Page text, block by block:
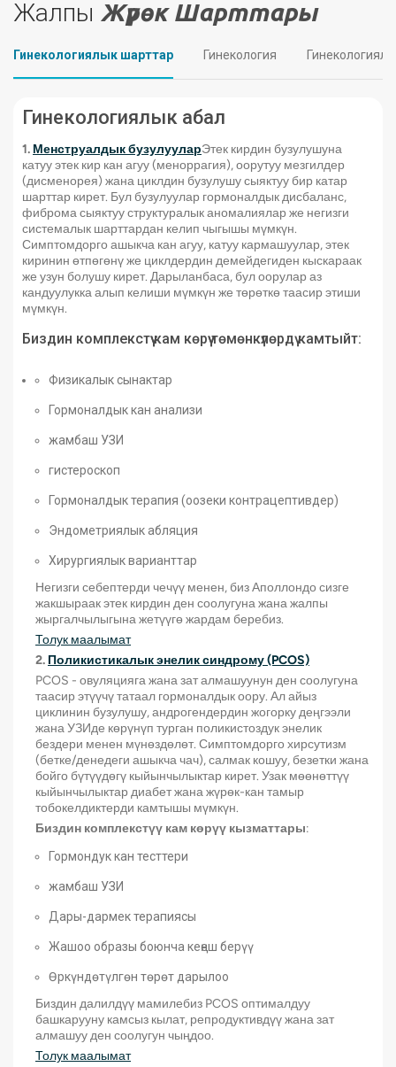
Жалпы Жүрөк Шарттары
Гинекологиялык шарттар Гинекология
Гинекологиялык абал
1. Менструалдык бузулууларЭтек кирдин бузулушуна
катуу этек кир кан агуу (меноррагия), оорутуу мезгилдер
(дисменорея) жана циклдин бузулушу сыяктуу бир катар
шарттар кирет. Бул бузулуулар гормоналдык дисбаланс,
фиброма сыяктуу структуралык аномалиялар же негизги
системалык шарттардан келип чыгышы мүмкүн.
Симптомдорго ашыкча кан агуу, катуу кармашуулар, этек
киринин өтпөгөнү же циклдердин демейдегиден кыскараак
же узун болушу кирет. Дарыланбаса, бул оорулар аз
кандуулукка алып келиши мүмкүн же төрөткө таасир этиши
мүмкүн.
Биздин комплекстүү кам көрүү төмөнкүлөрдү камтыйт:
Физикалык сынактар
Гормоналдык кан анализи
жамбаш УЗИ
гистероскоп
Гормоналдык терапия (оозеки контрацептивдер)
Эндометриялык абляция
Хирургиялык варианттар
Негизги себептерди чечүү менен, биз Аполлондо сизге
жакшыраак этек кирдин ден соолугуна жана жалпы
жыргалчылыгына жетүүгө жардам беребиз.
Толук маалымат
2. Поликистикалык энелик синдрому (PCOS)
PCOS - овуляцияга жана зат алмашуунун ден соолугуна
таасир этүүчү татаал гормоналдык оору. Ал айыз
циклинин бузулушу, андрогендердин жогорку деңгээли
жана УЗИде көрүнүп турган поликистоздук энелик
бездери менен мүнөздөлөт. Симптомдорго хирсутизм
(бетке/денедеги ашыкча чач), салмак кошуу, безетки жана
бойго бүтүүдөгү кыйынчылыктар кирет. Узак мөөнөттүү
кыйынчылыктар диабет жана жүрөк-кан тамыр
тобокелдиктерди камтышы мүмкүн.
Биздин комплекстүү кам көрүү кызматтары:
Гормондук кан тесттери
жамбаш УЗИ
Дары-дармек терапиясы
Жашоо образы боюнча кеңеш берүү
Өркүндөтүлгөн төрөт дарылоо
Биздин далилдүү мамилебиз PCOS оптималдуу
башкарууну камсыз кылат, репродуктивдүү жана зат
алмашуу ден соолугун чыңдоо.
Толук маалымат